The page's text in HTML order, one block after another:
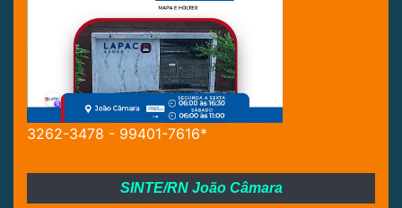
3262-3478 - 99401-7616*
SINTE/RN João Câmara